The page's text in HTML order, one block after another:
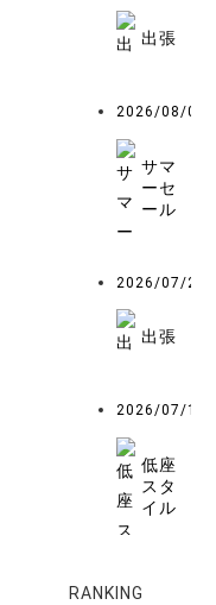
出張
2026/08/01
サマ
ーセ
ール
2026/07/25
出張
2026/07/12
低座
スタ
イル
RANKING